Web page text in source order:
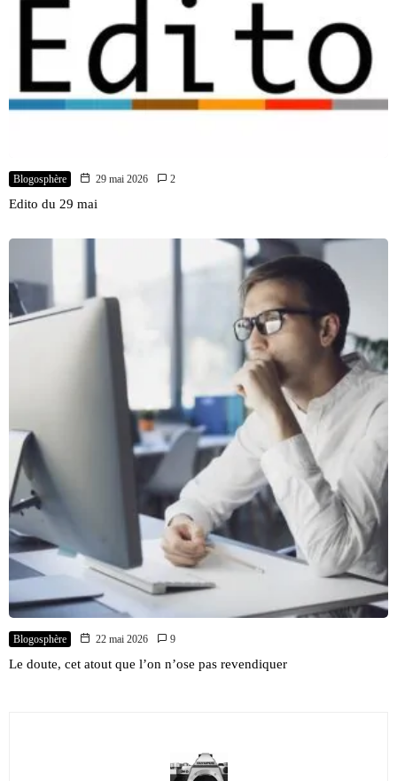
Blogosphère 29 mai 2026 2
Edito du 29 mai
Blogosphère 22 mai 2026 9
Le doute, cet atout que l’on n’ose pas revendiquer